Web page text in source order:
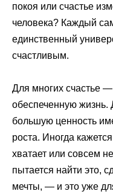
покоя или счастье
человека? Каждый
единственный
счастливым.
Для многих счастье
обеспеченную жизнь.
большую ценность
роста. Иногда
хватает или совсем
пытается найти это,
мечты, — и это уже